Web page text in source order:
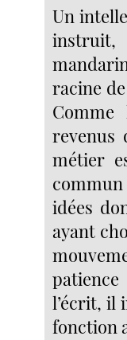
Un
instruit,
racine
revenus
métier
idées
ayant
l’écrit, il
fonction